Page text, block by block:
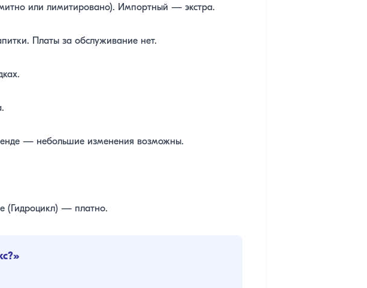
или лимитировано). Импортный — экстра.
Платы за обслуживание нет.
— небольшие изменения возможны.
(Гидроцикл) — платно.